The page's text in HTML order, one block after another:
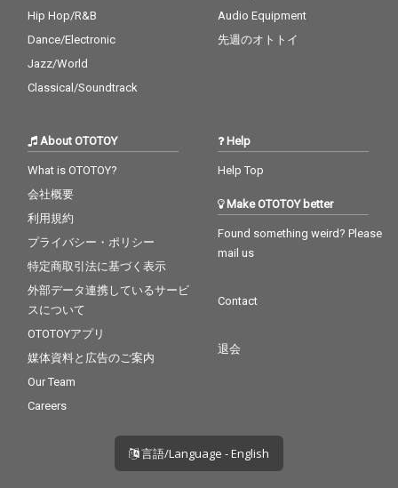
Hip Hop/R&B
Dance/Electronic
Jazz/World
Classical/Soundtrack
Audio Equipment
先週のオトトイ
About OTOTOY
What is OTOTOY?
会社概要
利用規約
プライバシー・ポリシー
特定商取引法に基づく表示
外部データ連携しているサービ
スについて
OTOTOYアプリ
媒体資料と広告のご案内
Our Team
Careers
Help
Help Top
Make OTOTOY better
Found something weird? Please
mail us
Contact
退会
言語/Language - English